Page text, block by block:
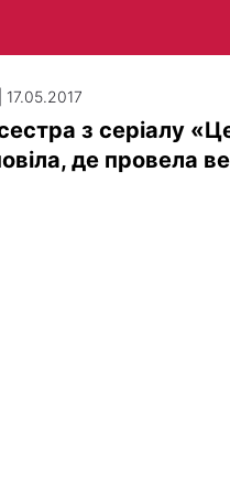
з серіалу
де провела